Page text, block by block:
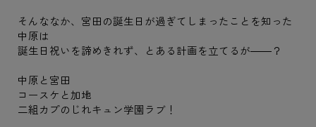
そんななか、宮田の誕生日が過ぎてしまったことを知った
中原は
誕生日祝いを諦めきれず、とある計画を立てるが――？
中原と宮田
コースケと加地
二組カプのじれキュン学園ラブ！